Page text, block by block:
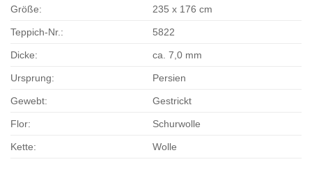
Größe: 235 x 176 cm
Teppich-Nr.: 5822
Dicke: ca. 7,0 mm
Ursprung: Persien
Gewebt: Gestrickt
Flor: Schurwolle
Kette: Wolle